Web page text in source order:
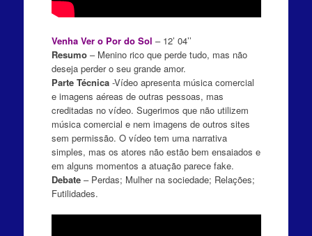
Venha Ver o Por do Sol – 12’ 04’’
Resumo– Menino rico que perde tudo, mas não
deseja perder o seu grande amor.
Parte Técnica-Vídeo apresenta música comercial
e imagens aéreas de outras pessoas, mas
creditadas no vídeo. Sugerimos que não utilizem
música comercial e nem imagens de outros sites
sem permissão. O vídeo tem uma narrativa
simples, mas os atores não estão bem ensaiados e
em alguns momentos a atuação parece fake.
Debate– Perdas; Mulher na sociedade; Relações;
Futilidades.